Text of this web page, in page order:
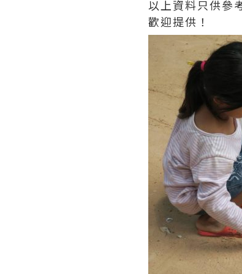
以上資料只供參
歡迎提供！